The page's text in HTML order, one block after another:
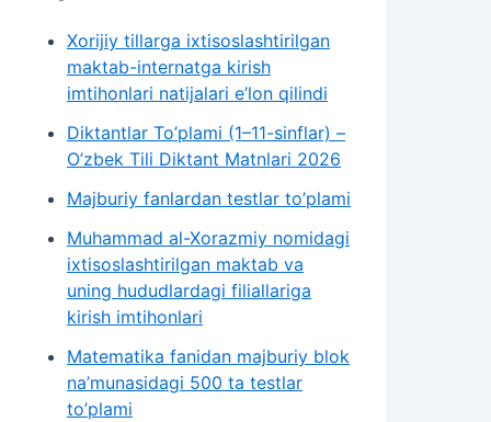
Xorijiy tillarga ixtisoslashtirilgan
maktab-internatga kirish
imtihonlari natijalari e’lon qilindi
Diktantlar To’plami (1–11-sinflar) –
O’zbek Tili Diktant Matnlari 2026
Majburiy fanlardan testlar to’plami
Muhammad al-Xorazmiy nomidagi
ixtisoslashtirilgan maktab va
uning hududlardagi filiallariga
kirish imtihonlari
Matematika fanidan majburiy blok
na’munasidagi 500 ta testlar
to’plami